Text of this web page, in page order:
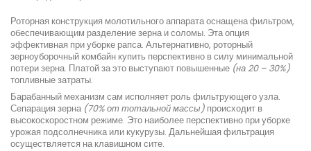
Роторная конструкция молотильного аппарата оснащена фильтром,
обеспечивающим разделение зерна и соломы. Эта опция
эффективная при уборке рапса. Альтернативно, роторный
зерноуборочный комбайн купить перспективно в силу минимальной
потери зерна. Платой за это выступают повышенные (на 20 – 30%)
топливные затраты.
Барабанный механизм сам исполняет роль фильтрующего узла.
Сепарация зерна (70% от тотальной массы) происходит в
высокоскоростном режиме. Это наиболее перспективно при уборке
урожая подсолнечника или кукурузы. Дальнейшая фильтрация
осуществляется на клавишном сите.